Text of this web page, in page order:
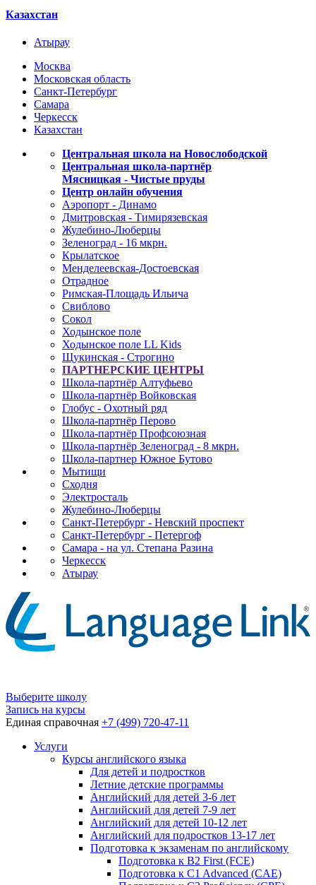
Казахстан
Атырау
Москва
Московская область
Санкт-Петербург
Самара
Черкесск
Казахстан
Центральная школа на Новослободской
Центральная школа-партнёр
Мясницкая - Чистые пруды
Центр онлайн обучения
Аэропорт - Динамо
Дмитровская - Тимирязевская
Жулебино-Люберцы
Зеленоград - 16 мкрн.
Крылатское
Менделеевская-Достоевская
Отрадное
Римская-Площадь Ильича
Свиблово
Сокол
Ходынское поле
Ходынское поле LL Kids
Щукинская - Строгино
ПАРТНЕРСКИЕ ЦЕНТРЫ
Школа-партнёр Алтуфьево
Школа-партнёр Войковская
Глобус - Охотный ряд
Школа-партнёр Перово
Школа-партнёр Профсоюзная
Школа-партнёр Зеленоград - 8 мкрн.
Школа-партнер Южное Бутово
Мытищи
Сходня
Электросталь
Жулебино-Люберцы
Санкт-Петербург - Невский проспект
Санкт-Петербург - Петергоф
Самара - на ул. Степана Разина
Черкесск
Атырау
Выберите школу
Запись на курсы
Единая справочная +7 (499) 720-47-11
Услуги
Курсы английского языка
Для детей и подростков
Летние детские программы
Английский для детей 3-6 лет
Английский для детей 7-9 лет
Английский для детей 10-12 лет
Английский для подростков 13-17 лет
Подготовка к экзаменам по английскому
Подготовка к B2 First (FCE)
Подготовка к C1 Advanced (CAE)